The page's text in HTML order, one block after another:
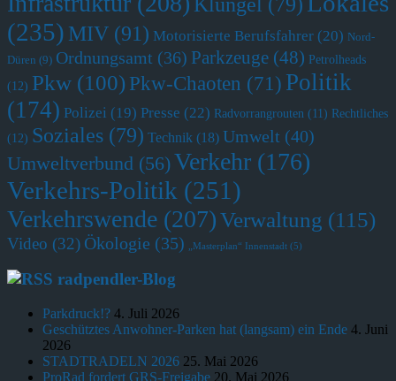
(235) MIV (91) Motorisierte Berufsfahrer (20) Nord-
Düren (9) Ordnungsamt (36) Parkzeuge (48) Petrolheads
(12) Pkw (100) Pkw-Chaoten (71) Politik
(174) Polizei (19) Presse (22) Radvorrangrouten (11) Rechtliches
(12) Soziales (79) Technik (18) Umwelt (40)
Umweltverbund (56)Verkehr (176)
Verkehrs-Politik (251)
Verkehrswende (207)Verwaltung (115)
Video (32) Ökologie (35) „Masterplan“ Innenstadt (5)
radpendler-Blog
Parkdruck!? 4. Juli 2026
Geschütztes Anwohner-Parken hat (langsam) ein Ende 4. Juni
2026
STADTRADELN 2026 25. Mai 2026
ProRad fordert GRS-Freigabe 20. Mai 2026